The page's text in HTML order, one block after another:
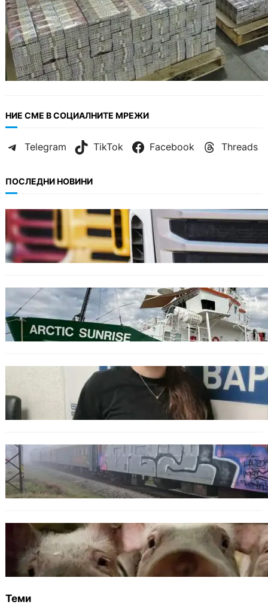
НИЕ СМЕ В СОЦИАЛНИТЕ МРЕЖИ
Telegram TikTok Facebook Threads
ПОСЛЕДНИ НОВИНИ
БЪЛГАРИЯ
Нови ограничения за камионите над 12
тона по ключови пътища през август
БЪЛГАРИЯ
Корабът на „Грийнпийс“ пристигна във
Варна с кампания за опазване на Черно
море
ОБЩЕСТВО
Варненска ученичка създаде интерактивна
карта за сигнали за проблеми с боклука
ОБЩЕСТВО
Бързият влак София – Варна блъсна и уби
жена край гара Бутово
БЪЛГАРИЯ
БАБХ регистрира огнище на африканска
чума по свинете в стопанство край Варна
Теми